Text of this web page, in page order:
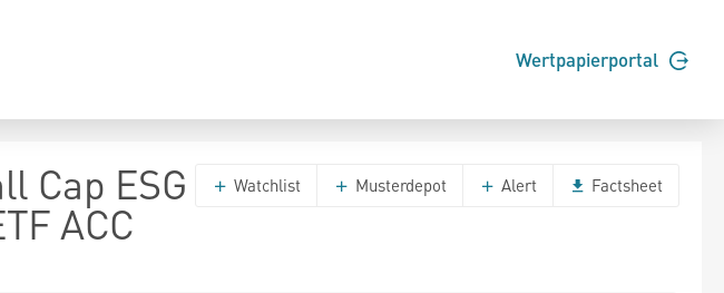
Wertpapierportal
Cap ESG
ACC
Watchlist Musterdepot Alert Factsheet